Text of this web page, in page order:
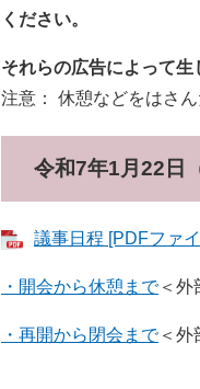
ください。
それらの広告によって生
注意： 休憩などをはさ
令和7年1月22日
議事日程 [PDFファ
・開会から休憩まで＜外
・再開から閉会まで＜外